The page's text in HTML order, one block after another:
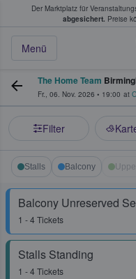
Der Marktplatz für
abgesichert. Preise
Menü
Tickets
The Home Team
Fr., 06. Nov. 2026 • 19:00 at
Filter
Stalls Balcony
1 - 4 Tickets
Stalls Standing
1 - 4 Tickets